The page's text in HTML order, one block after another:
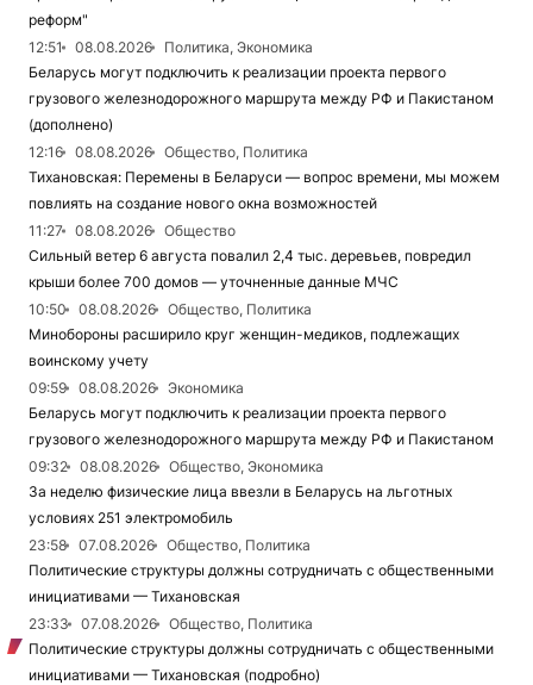
реформ"
12:51
08.08.2026
Политика, Экономика
Беларусь могут подключить к реализации проекта первого
грузового железнодорожного маршрута между РФ и Пакистаном
(дополнено)
12:16
08.08.2026
Общество, Политика
Тихановская: Перемены в Беларуси — вопрос времени, мы можем
повлиять на создание нового окна возможностей
11:27
08.08.2026
Общество
Сильный ветер 6 августа повалил 2,4 тыс. деревьев, повредил
крыши более 700 домов — уточненные данные МЧС
10:50
08.08.2026
Общество, Политика
Минобороны расширило круг женщин-медиков, подлежащих
воинскому учету
09:59
08.08.2026
Экономика
Беларусь могут подключить к реализации проекта первого
грузового железнодорожного маршрута между РФ и Пакистаном
09:32
08.08.2026
Общество, Экономика
За неделю физические лица ввезли в Беларусь на льготных
условиях 251 электромобиль
23:58
07.08.2026
Общество, Политика
Политические структуры должны сотрудничать с общественными
инициативами — Тихановская
23:33
07.08.2026
Общество, Политика
Политические структуры должны сотрудничать с общественными
инициативами — Тихановская (подробно)